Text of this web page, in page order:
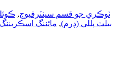
ٽوڪري جو قسم سينٽرفيوج,
بيلٽ پللي (ڊرم), مائننگ